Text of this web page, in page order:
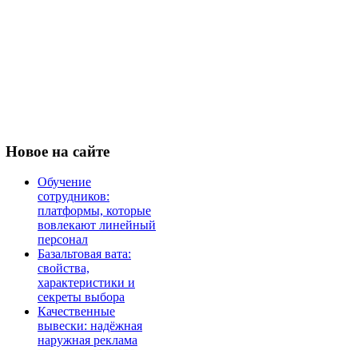
Новое на сайте
Обучение
сотрудников:
платформы, которые
вовлекают линейный
персонал
Базальтовая вата:
свойства,
характеристики и
секреты выбора
Качественные
вывески: надёжная
наружная реклама